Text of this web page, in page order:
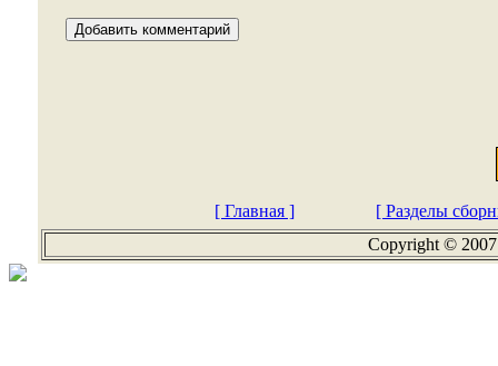
[ Главная ]
[ Разделы
Copyright ©